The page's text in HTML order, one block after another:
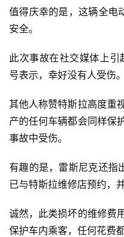
值得庆幸的是，这辆全电
安全。
此次事故在社交媒体上
号表示，幸好没有人受伤。
其他人称赞特斯拉高度重
产的任何车辆都会同样保
事故中受伤。
有趣的是，雷斯尼克还指
已与特斯拉维修店预约，
诚然，此类损坏的维修费
保护车内乘客，任何花费